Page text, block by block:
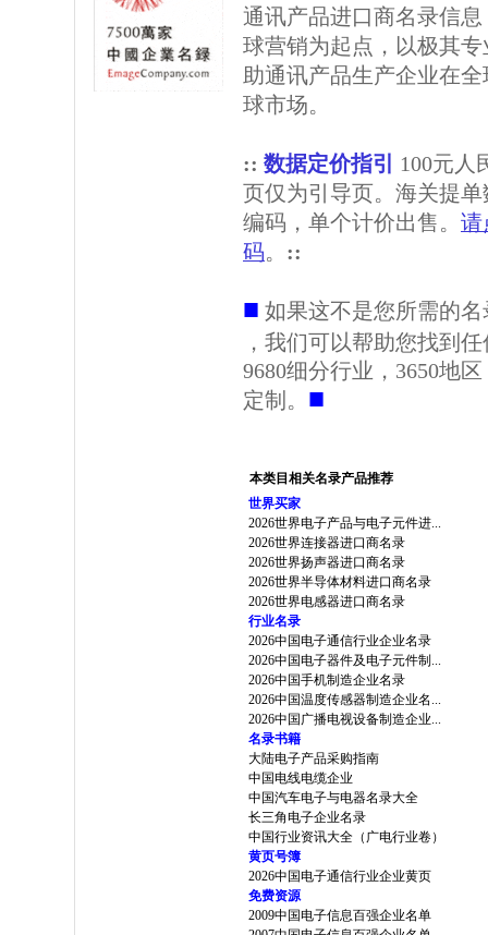
通讯产品进口商名录信
球营销为起点，以极其
助通讯产品生产企业在
球市场。
:: 数据定价指引
100元人
页仅为引导页。海关提
编码，单个计价出售。 请
码。 ::
■ 如果这不是您所需的
，我们可以帮助您找到
9680细分行业，3650地
定制。 ■
本类目相关名录产品推荐
世界买家
2026世界电子产品与电子元件进...
2026世界连接器进口商名录
2026世界扬声器进口商名录
2026世界半导体材料进口商名录
2026世界电感器进口商名录
行业名录
2026中国电子通信行业企业名录
2026中国电子器件及电子元件制...
2026中国手机制造企业名录
2026中国温度传感器制造企业名...
2026中国广播电视设备制造企业...
名录书籍
大陆电子产品采购指南
中国电线电缆企业
中国汽车电子与电器名录大全
长三角电子企业名录
中国行业资讯大全（广电行业卷）
黄页号簿
2026中国电子通信行业企业黄页
免费资源
2009中国电子信息百强企业名单